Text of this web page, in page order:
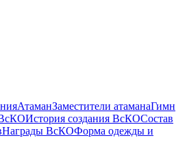
АтаманЗаместители атаманаГимн
История создания ВсКОСостав
Награды ВсКОФорма одежды и